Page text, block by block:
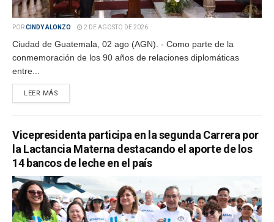
PORCINDY ALONZO 2 DE AGOSTO DE 2026
Ciudad de Guatemala, 02 ago (AGN). - Como parte de la
conmemoración de los 90 años de relaciones diplomáticas
entre...
LEER MÁS
Vicepresidenta participa en la segunda Carrera por
la Lactancia Materna destacando el aporte de los
14 bancos de leche en el país